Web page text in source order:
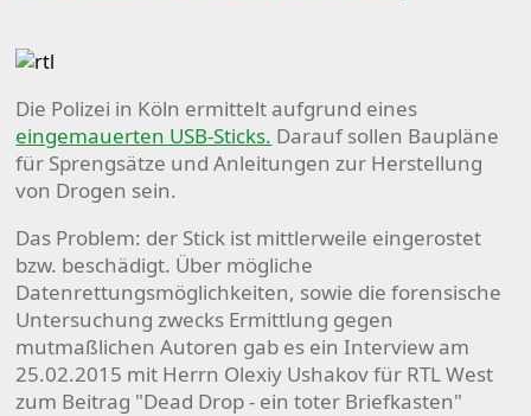
Die Polizei in Köln ermittelt aufgrund eines
eingemauerten USB-Sticks. Darauf sollen Baupläne
für Sprengsätze und Anleitungen zur Herstellung
von Drogen sein.
Das Problem: der Stick ist mittlerweile eingerostet
bzw. beschädigt. Über mögliche
Datenrettungsmöglichkeiten, sowie die forensische
Untersuchung zwecks Ermittlung gegen
mutmaßlichen Autoren gab es ein Interview am
25.02.2015 mit Herrn Olexiy Ushakov für RTL West
zum Beitrag "Dead Drop - ein toter Briefkasten"